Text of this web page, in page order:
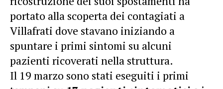
portato alla scoperta dei contagiati a
Villafrati dove stavano iniziando a
spuntare i primi sintomi su alcuni
pazienti ricoverati nella struttura.
Il 19 marzo sono stati eseguiti i primi